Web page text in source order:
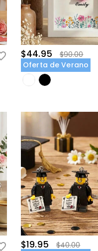
$44.95
$90.00
Oferta de Verano
$19.95
$40.00